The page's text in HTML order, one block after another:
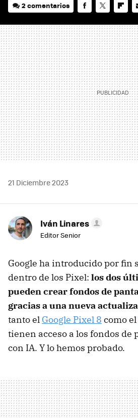
2 comentarios
21 Diciembre 2023
Iván Linares
Editor Senior
Google ha introducido por fin
dentro de los Pixel: los dos
pueden crear fondos de
gracias a una nueva
tanto el Google Pixel 8 como el
tienen acceso a los fondos de
con IA. Y lo hemos probado.